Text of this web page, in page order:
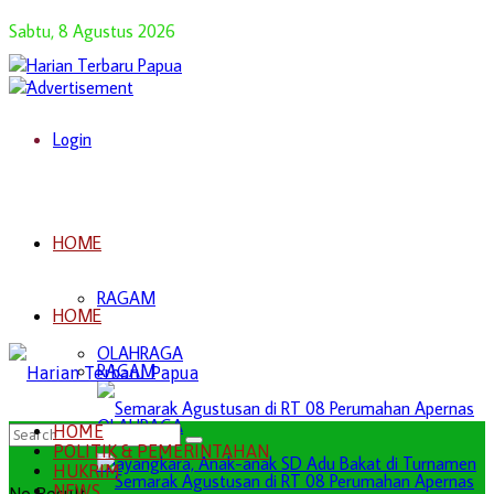
Sabtu, 8 Agustus 2026
Login
HOME
RAGAM
OLAHRAGA
HOME
RAGAM
OLAHRAGA
HOME
POLITIK & PEMERINTAHAN
HUKRIM